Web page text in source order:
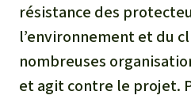
résistance des
l’environnement et du
nombreuses
et agit contre le projet.